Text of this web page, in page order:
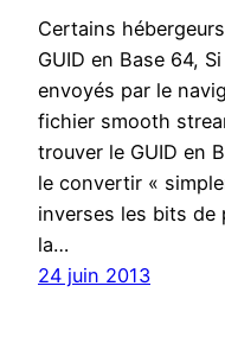
Certains
GUID en Base 64,
envoyés par le
fichier smooth
trouver le GUID en
le convertir «
inverses les bits de
la…
24 juin 2013